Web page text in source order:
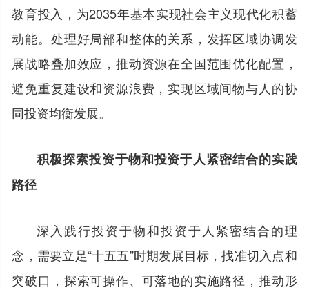
教育投入，为2035年基本实现社会主义现代化积蓄
动能。处理好局部和整体的关系，发挥区域协调发
展战略叠加效应，推动资源在全国范围优化配置，
避免重复建设和资源浪费，实现区域间物与人的协
同投资均衡发展。
积极探索投资于物和投资于人紧密结合的实践
路径
深入践行投资于物和投资于人紧密结合的理
念，需要立足“十五五”时期发展目标，找准切入点和
突破口，探索可操作、可落地的实施路径，推动形